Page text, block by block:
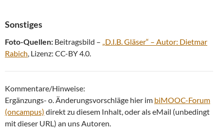
Sonstiges
Foto-Quellen: Beitragsbild – „D.I.B. Gläser“ – Autor: Dietmar
Rabich, Lizenz: CC-BY 4.0.
Kommentare/Hinweise:
Ergänzungs- o. Änderungsvorschläge hier im biMOOC-Forum
(oncampus) direkt zu diesem Inhalt, oder als eMail (unbedingt
mit dieser URL) an uns Autoren.